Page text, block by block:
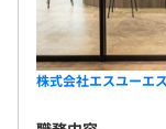
株式会社エスユーエス